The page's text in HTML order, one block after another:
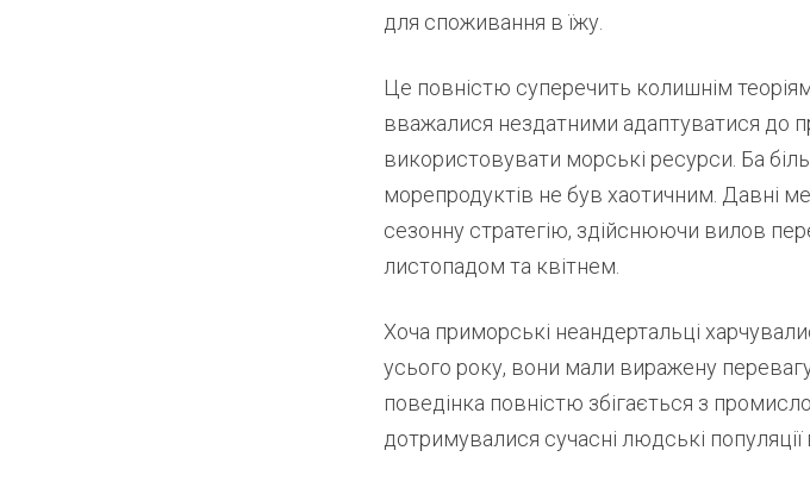
для споживання в їжу.
Це повністю суперечить колишнім
вважалися нездатними адаптуватися до
використовувати морські ресурси. Ба
морепродуктів не був хаотичним. Давні
сезонну стратегію, здійснюючи вилов
листопадом та квітнем.
Хоча приморські неандертальці
усього року, вони мали виражену
поведінка повністю збігається з
дотримувалися сучасні людські популяції